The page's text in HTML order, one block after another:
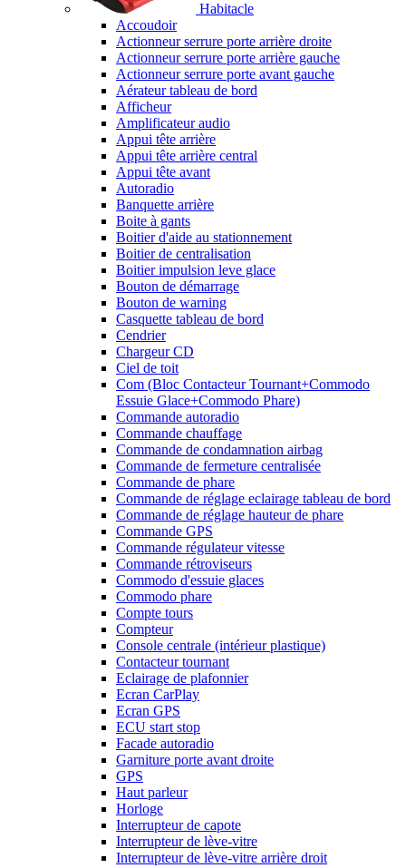
Habitacle
Accoudoir
Actionneur serrure porte arrière droite
Actionneur serrure porte arrière gauche
Actionneur serrure porte avant gauche
Aérateur tableau de bord
Afficheur
Amplificateur audio
Appui tête arrière
Appui tête arrière central
Appui tête avant
Autoradio
Banquette arrière
Boite à gants
Boitier d'aide au stationnement
Boitier de centralisation
Boitier impulsion leve glace
Bouton de démarrage
Bouton de warning
Casquette tableau de bord
Cendrier
Chargeur CD
Ciel de toit
Com (Bloc Contacteur Tournant+Commodo
Essuie Glace+Commodo Phare)
Commande autoradio
Commande chauffage
Commande de condamnation airbag
Commande de fermeture centralisée
Commande de phare
Commande de réglage eclairage tableau de bord
Commande de réglage hauteur de phare
Commande GPS
Commande régulateur vitesse
Commande rétroviseurs
Commodo d'essuie glaces
Commodo phare
Compte tours
Compteur
Console centrale (intérieur plastique)
Contacteur tournant
Eclairage de plafonnier
Ecran CarPlay
Ecran GPS
ECU start stop
Facade autoradio
Garniture porte avant droite
GPS
Haut parleur
Horloge
Interrupteur de capote
Interrupteur de lève-vitre
Interrupteur de lève-vitre arrière droit